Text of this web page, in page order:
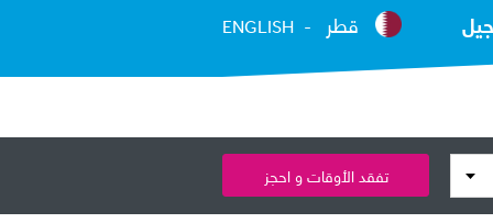
قطر ENGLISH
تفقد الأوقات و احجز